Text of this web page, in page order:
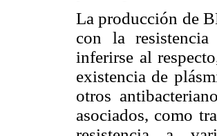
La producción de
con la resistencia
inferirse al
existencia de
otros
asociados, como